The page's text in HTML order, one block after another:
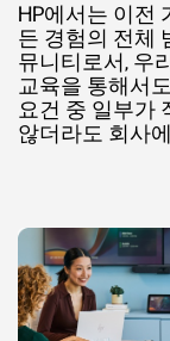
HP에서는 이전
든 경험의 전체
뮤니티로서, 우
교육을 통해서
요건 중 일부가
않더라도 회사